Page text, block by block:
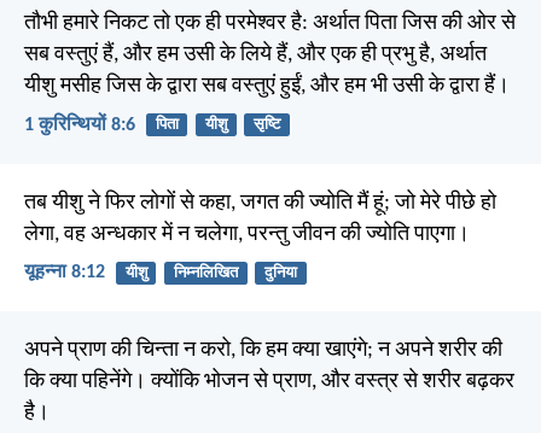
तौभी हमारे निकट तो एक ही परमेश्वर है: अर्थात पिता जिस की ओर से
सब वस्तुएं हैं, और हम उसी के लिये हैं, और एक ही प्रभु है, अर्थात
यीशु मसीह जिस के द्वारा सब वस्तुएं हुईं, और हम भी उसी के द्वारा हैं।
1 कुरिन्थियों 8:6 पिता यीशु सृष्टि
तब यीशु ने फिर लोगों से कहा, जगत की ज्योति मैं हूं; जो मेरे पीछे हो
लेगा, वह अन्धकार में न चलेगा, परन्तु जीवन की ज्योति पाएगा।
यूहन्ना 8:12 यीशु निम्नलिखित दुनिया
अपने प्राण की चिन्ता न करो, कि हम क्या खाएंगे; न अपने शरीर की
कि क्या पहिनेंगे। क्योंकि भोजन से प्राण, और वस्त्र से शरीर बढ़कर
है।